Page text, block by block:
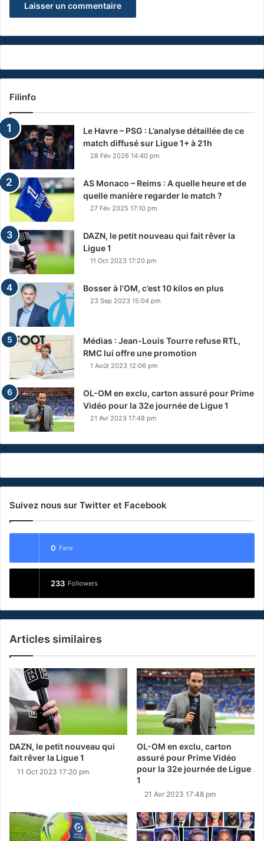
Filinfo
Le Havre – PSG : L’analyse détaillée de ce
match diffusé sur Ligue 1+ à 21h
28 Fév 2026 14:40 pm
AS Monaco – Reims : A quelle heure et de
quelle manière regarder le match ?
27 Fév 2025 17:10 pm
DAZN, le petit nouveau qui fait rêver la
Ligue 1
11 Oct 2023 17:20 pm
Bosser à l’OM, c’est 10 kilos en plus
23 Sep 2023 15:04 pm
Médias : Jean-Louis Tourre refuse RTL,
RMC lui offre une promotion
1 Août 2023 12:06 pm
OL-OM en exclu, carton assuré pour Prime
Vidéo pour la 32e journée de Ligue 1
21 Avr 2023 17:48 pm
Suivez nous sur Twitter et Facebook
0 Fans
233 Followers
Articles similaires
DAZN, le petit nouveau qui
fait rêver la Ligue 1
11 Oct 2023 17:20 pm
OL-OM en exclu, carton
assuré pour Prime Vidéo
pour la 32e journée de Ligue
1
21 Avr 2023 17:48 pm